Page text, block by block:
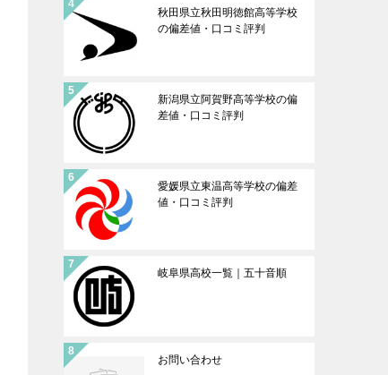
秋田県立秋田明徳館高等学校
の偏差値・口コミ評判
新潟県立阿賀野高等学校の偏
差値・口コミ評判
愛媛県立東温高等学校の偏差
値・口コミ評判
岐阜県高校一覧｜五十音順
お問い合わせ